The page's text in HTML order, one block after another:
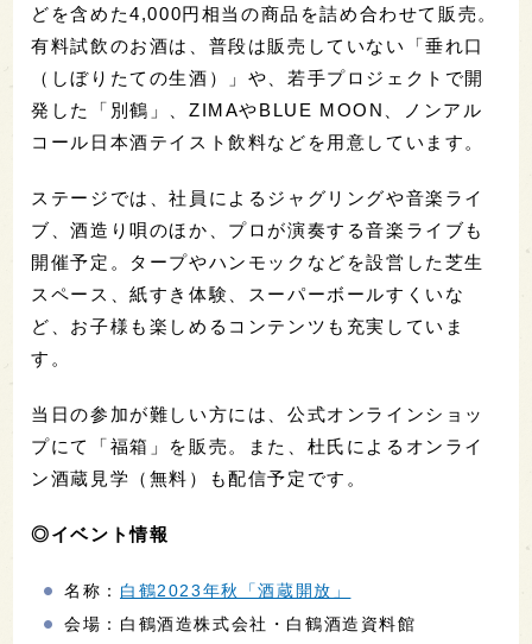
どを含めた4,000円相当の商品を詰め合わせて販売。
有料試飲のお酒は、普段は販売していない「垂れ口
（しぼりたての生酒）」や、若手プロジェクトで開
発した「別鶴」、ZIMAやBLUE MOON、ノンアル
コール日本酒テイスト飲料などを用意しています。
ステージでは、社員によるジャグリングや音楽ライ
ブ、酒造り唄のほか、プロが演奏する音楽ライブも
開催予定。タープやハンモックなどを設営した芝生
スペース、紙すき体験、スーパーボールすくいな
ど、お子様も楽しめるコンテンツも充実していま
す。
当日の参加が難しい方には、公式オンラインショッ
プにて「福箱」を販売。また、杜氏によるオンライ
ン酒蔵見学（無料）も配信予定です。
◎イベント情報
名称： 白鶴2023年秋「酒蔵開放」
会場：白鶴酒造株式会社・白鶴酒造資料館